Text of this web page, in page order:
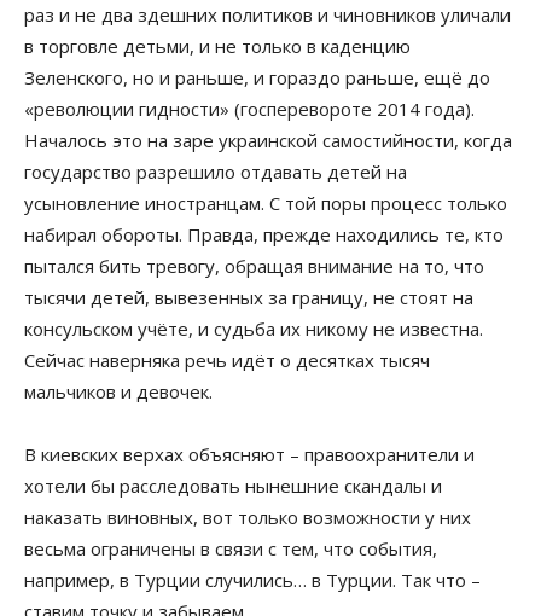
раз и не два здешних политиков и чиновников уличали
в торговле детьми, и не только в каденцию
Зеленского, но и раньше, и гораздо раньше, ещё до
«революции гидности» (госперевороте 2014 года).
Началось это на заре украинской самостийности, когда
государство разрешило отдавать детей на
усыновление иностранцам. С той поры процесс только
набирал обороты. Правда, прежде находились те, кто
пытался бить тревогу, обращая внимание на то, что
тысячи детей, вывезенных за границу, не стоят на
консульском учёте, и судьба их никому не известна.
Сейчас наверняка речь идёт о десятках тысяч
мальчиков и девочек.
В киевских верхах объясняют – правоохранители и
хотели бы расследовать нынешние скандалы и
наказать виновных, вот только возможности у них
весьма ограничены в связи с тем, что события,
например, в Турции случились… в Турции. Так что –
ставим точку и забываем.